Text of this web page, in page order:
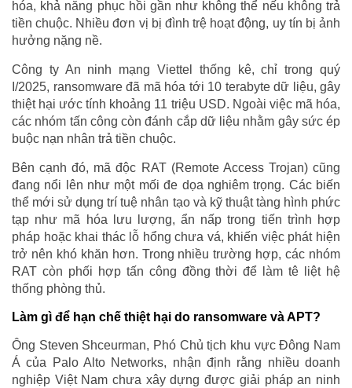
hóa, khả năng phục hồi gần như không thể nếu không trả
tiền chuộc. Nhiều đơn vị bị đình trệ hoạt động, uy tín bị ảnh
hưởng nặng nề.
Công ty An ninh mạng Viettel thống kê, chỉ trong quý
I/2025, ransomware đã mã hóa tới 10 terabyte dữ liệu, gây
thiệt hại ước tính khoảng 11 triệu USD. Ngoài việc mã hóa,
các nhóm tấn công còn đánh cắp dữ liệu nhằm gây sức ép
buộc nạn nhân trả tiền chuộc.
Bên cạnh đó, mã độc RAT (Remote Access Trojan) cũng
đang nổi lên như một mối đe dọa nghiêm trọng. Các biến
thể mới sử dụng trí tuệ nhân tạo và kỹ thuật tàng hình phức
tạp như mã hóa lưu lượng, ẩn nấp trong tiến trình hợp
pháp hoặc khai thác lỗ hổng chưa vá, khiến việc phát hiện
trở nên khó khăn hơn. Trong nhiều trường hợp, các nhóm
RAT còn phối hợp tấn công đồng thời để làm tê liệt hệ
thống phòng thủ.
Làm gì để hạn chế thiệt hại do ransomware và APT?
Ông Steven Shceurman, Phó Chủ tịch khu vực Đông Nam
Á của Palo Alto Networks, nhận định rằng nhiều doanh
nghiệp Việt Nam chưa xây dựng được giải pháp an ninh